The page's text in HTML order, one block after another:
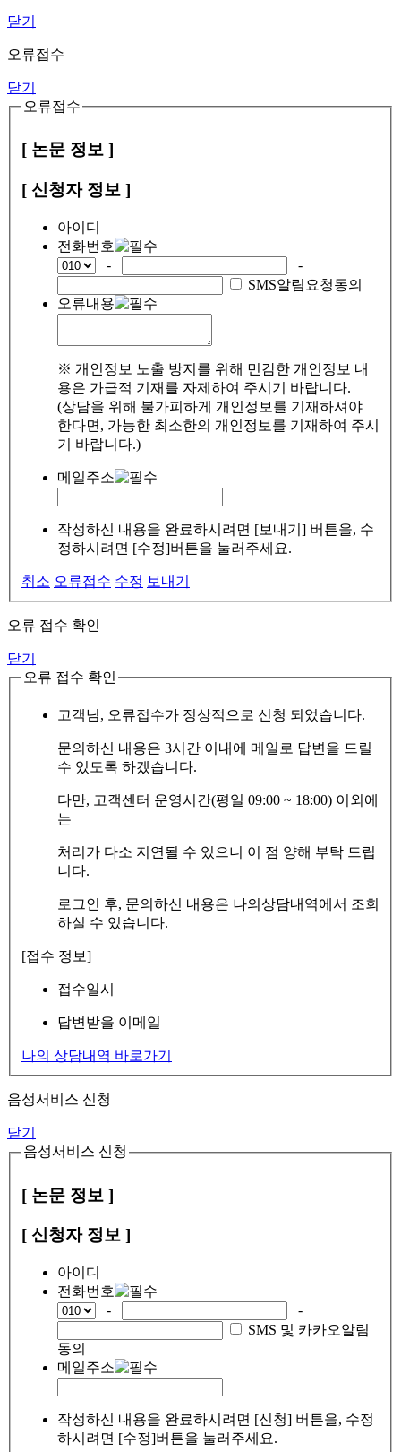
닫기
오류접수
닫기
오류접수
[ 논문 정보 ]
[ 신청자 정보 ]
아이디
전화번호
-
-
SMS알림요청동의
오류내용
※ 개인정보 노출 방지를 위해 민감한 개인정보 내
용은 가급적 기재를 자제하여 주시기 바랍니다.
(상담을 위해 불가피하게 개인정보를 기재하셔야
한다면, 가능한 최소한의 개인정보를 기재하여 주시
기 바랍니다.)
메일주소
작성하신 내용을 완료하시려면 [보내기] 버튼을, 수
정하시려면 [수정]버튼을 눌러주세요.
취소 오류접수 수정 보내기
오류 접수 확인
닫기
오류 접수 확인
고객님, 오류접수가 정상적으로 신청 되었습니다.
문의하신 내용은 3시간 이내에 메일로 답변을 드릴
수 있도록 하겠습니다.
다만, 고객센터 운영시간(평일 09:00 ~ 18:00) 이외에
는
처리가 다소 지연될 수 있으니 이 점 양해 부탁 드립
니다.
로그인 후, 문의하신 내용은 나의상담내역에서 조회
하실 수 있습니다.
[접수 정보]
접수일시
답변받을 이메일
나의 상담내역 바로가기
음성서비스 신청
닫기
음성서비스 신청
[ 논문 정보 ]
[ 신청자 정보 ]
아이디
전화번호
-
-
SMS 및 카카오알림
동의
메일주소
작성하신 내용을 완료하시려면 [신청] 버튼을, 수정
하시려면 [수정]버튼을 눌러주세요.